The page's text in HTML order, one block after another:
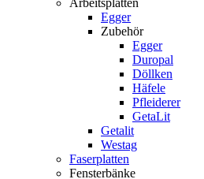
Egger
Zubehör
Egger
Duropal
Döllken
Häfele
Pfleiderer
GetaLit
Getalit
Westag
Faserplatten
Fensterbänke